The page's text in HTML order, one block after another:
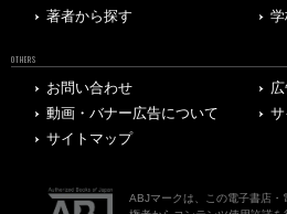
著者から探す
OTHERS
お問い合わせ
動画・バナー広告について
サイトマップ
ABJマークは、この電子書店